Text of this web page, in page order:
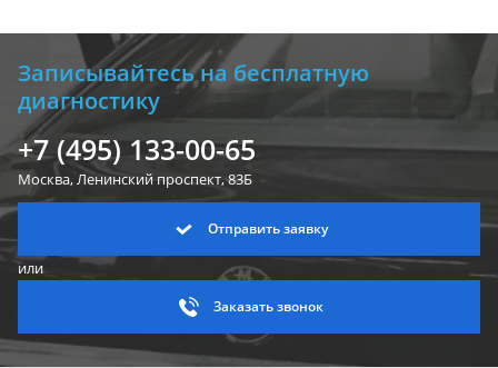
Записывайтесь на бесплатную
диагностику
+7 (495) 133-00-65
Москва, Ленинскийпроспект, 83Б
Отправить заявку
или
Заказать звонок